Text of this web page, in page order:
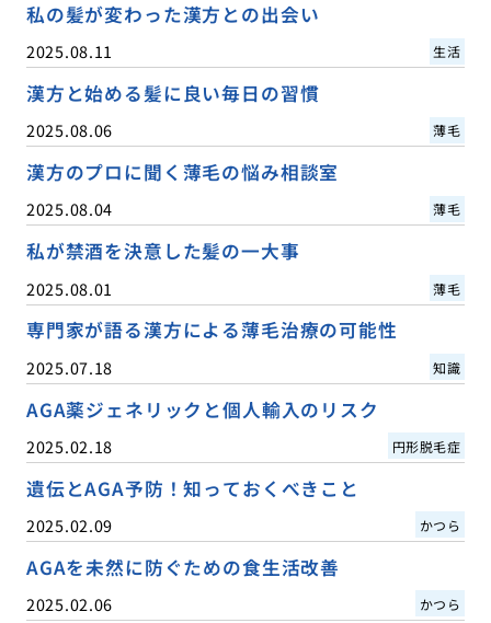
私の髪が変わった漢方との出会い
2025.08.11 生活
漢方と始める髪に良い毎日の習慣
2025.08.06 薄毛
漢方のプロに聞く薄毛の悩み相談室
2025.08.04 薄毛
私が禁酒を決意した髪の一大事
2025.08.01 薄毛
専門家が語る漢方による薄毛治療の可能性
2025.07.18 知識
AGA薬ジェネリックと個人輸入のリスク
2025.02.18 円形脱毛症
遺伝とAGA予防！知っておくべきこと
2025.02.09 かつら
AGAを未然に防ぐための食生活改善
2025.02.06 かつら